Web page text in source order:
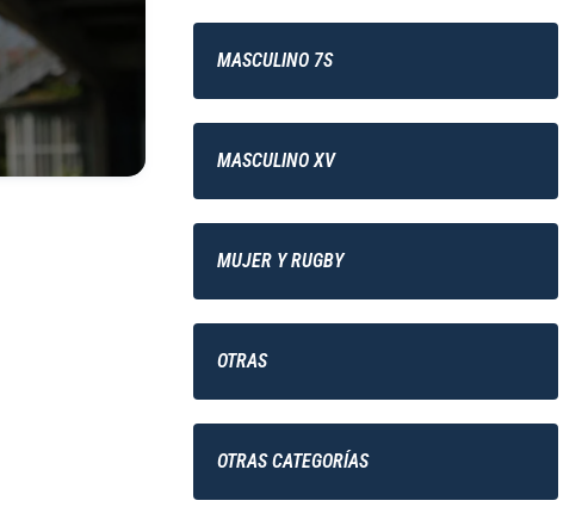
MASCULINO 7S
MASCULINO XV
MUJER Y RUGBY
OTRAS
OTRAS CATEGORÍAS